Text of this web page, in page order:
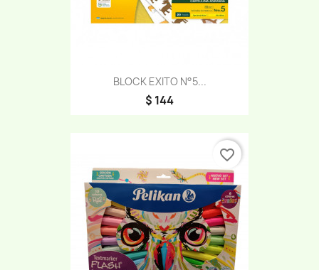
BLOCK EXITO N°5...
$ 144
favorite_border